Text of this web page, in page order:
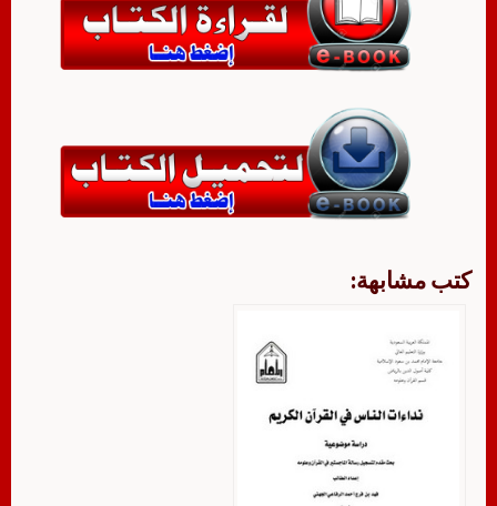
كتب مشابهة: